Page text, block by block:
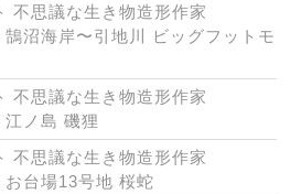
不思議な生き物造形作家
沼海岸〜引地川 ビッグフットモ
不思議な生き物造形作家
ノ島 磯狸
不思議な生き物造形作家
台場13号地 桜蛇